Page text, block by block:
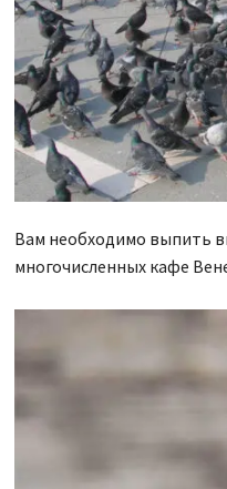
Вам необходимо выпить
многочисленных кафе